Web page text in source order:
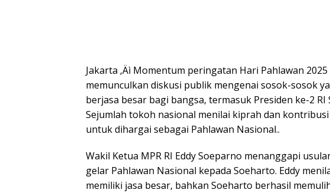
Jakarta ‚Äì Momentum peringatan Hari Pahlawan
memunculkan diskusi publik mengenai sosok-sosok
berjasa besar bagi bangsa, termasuk Presiden ke-2 RI
Sejumlah tokoh nasional menilai kiprah dan
untuk dihargai sebagai Pahlawan Nasional..
Wakil Ketua MPR RI Eddy Soeparno menanggapi
gelar Pahlawan Nasional kepada Soeharto. Eddy
memiliki jasa besar, bahkan Soeharto berhasil